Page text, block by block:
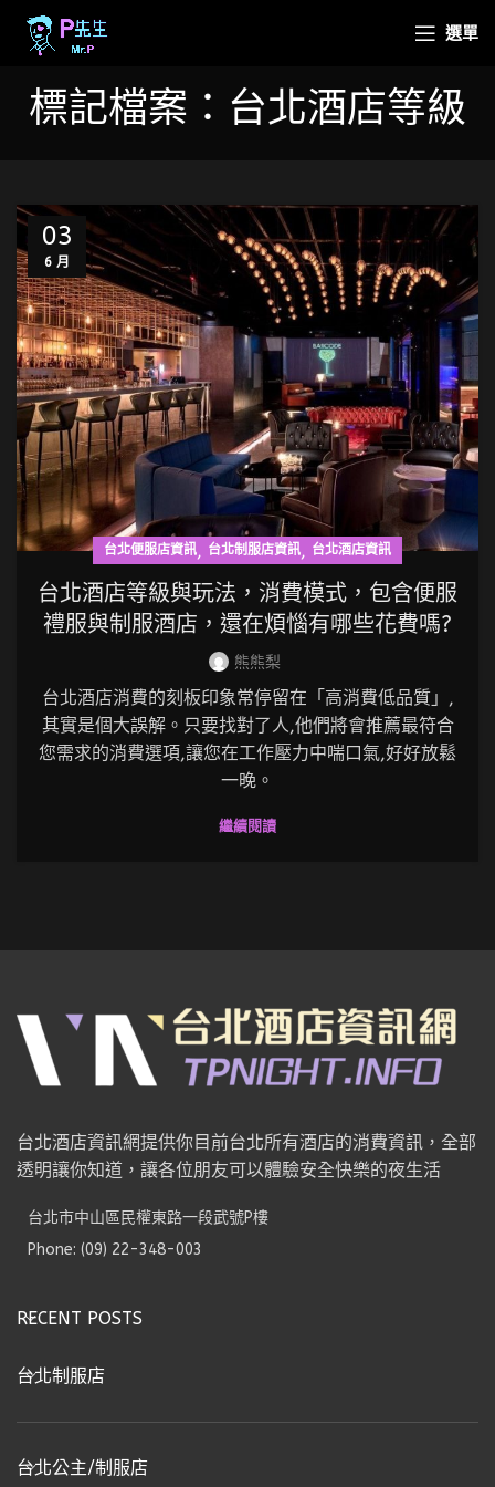
選單
標記檔案：台北酒店等級
03
6 月
台北便服店資訊, 台北制服店資訊, 台北酒店資訊
台北酒店等級與玩法，消費模式，包含便服
禮服與制服酒店，還在煩惱有哪些花費嗎?
熊熊梨
台北酒店消費的刻板印象常停留在「高消費低品質」,
其實是個大誤解。只要找對了人,他們將會推薦最符合
您需求的消費選項,讓您在工作壓力中喘口氣,好好放鬆
一晚。
繼續閱讀
台北酒店資訊網提供你目前台北所有酒店的消費資訊，全部
透明讓你知道，讓各位朋友可以體驗安全快樂的夜生活
台北市中山區民權東路一段武號P樓
Phone: (09) 22-348-003
RECENT POSTS
台北制服店
台北公主/制服店